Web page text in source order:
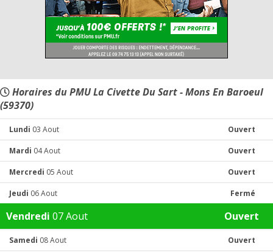
Horaires du PMU La Civette Du Sart - Mons En Baroeul
(59370)
Lundi 03 Aout Ouvert
Mardi 04 Aout Ouvert
Mercredi 05 Aout Ouvert
Jeudi 06 Aout Fermé
Vendredi 07 Aout Ouvert
Samedi 08 Aout Ouvert